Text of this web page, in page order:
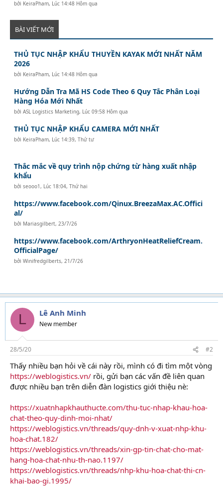
bởi KeiraPham, Lúc 14:48 Hôm qua
BÀI VIẾT MỚI
THỦ TỤC NHẬP KHẨU THUYỀN KAYAK MỚI NHẤT NĂM
2026
bởi KeiraPham, Lúc 14:48 Hôm qua
Hướng Dẫn Tra Mã HS Code Theo 6 Quy Tắc Phân Loại
Hàng Hóa Mới Nhất
bởiASL Logistics Marketing, Lúc 09:58 Hôm qua
THỦ TỤC NHẬP KHẨU CAMERA MỚI NHẤT
bởi KeiraPham, Lúc 14:39, Thứ tư
Thắc mắc về quy trình nộp chứng từ hàng xuất nhập
khẩu
bởiseooo1 , Lúc 18:04, Thứ hai
https://www.facebook.com/Qinux.BreezaMax.AC.Offici
al/
bởi Mariasgilbert, 23/7/26
https://www.facebook.com/ArthryonHeatReliefCream.
OfficialPage/
bởiWinifredgilberts, 21/7/26
L Lê Anh Minh
New member
28/5/20 #2
Thấy nhiều bạn hỏi về cái này rồi, mình có đi tìm một vòng
https://weblogistics.vn/ rồi, gửi bạn các vấn đề liên quan
được nhiều bạn trên diễn đàn logistics giới thiệu nè:
https://xuatnhapkhauthucte.com/thu-tuc-nhap-khau-hoa-
chat-theo-quy-dinh-moi-nhat/
https://weblogistics.vn/threads/quy-dnh-v-xuat-nhp-khu-
hoa-chat.182/
https://weblogistics.vn/threads/xin-gp-tin-chat-cho-mat-
hang-hoa-chat-nhu-th-nao.1197/
https://weblogistics.vn/threads/nhp-khu-hoa-chat-thi-cn-
khai-bao-gi.1995/